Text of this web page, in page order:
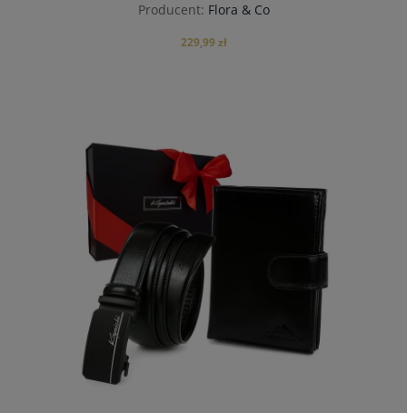
Producent: Flora & Co
229,99 zł
powiadom o dostępności